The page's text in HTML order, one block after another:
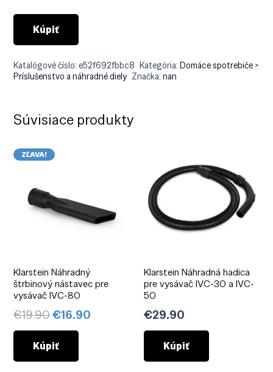
Kúpiť
Katalógové číslo:e52f692fbbc8 Kategória:Domáce spotrebiče >
Príslušenstvo a náhradné diely Značka:nan
Súvisiace produkty
ZĽAVA!
Klarstein Náhradný
štrbinový nástavec pre
vysávač IVC-80
€19.90Pôvodná
cena
bola:
€19.90.
€16.90
Kúpiť
Klarstein Náhradná hadica
pre vysávač IVC-30 a IVC-
50
€29.90
Kúpiť